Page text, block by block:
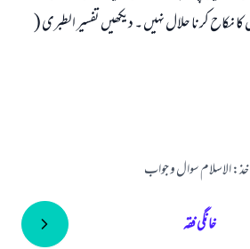
کرنا حلال نہيں ۔ دیکھیں تفسیر الطبری (
:الاسلام سوال و جواب
خانگی فقہ